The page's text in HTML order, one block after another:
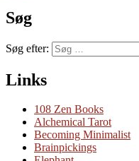
Søg
Søg efter:
Links
108 Zen Books
Alchemical Tarot
Becoming Minimalist
Brainpickings